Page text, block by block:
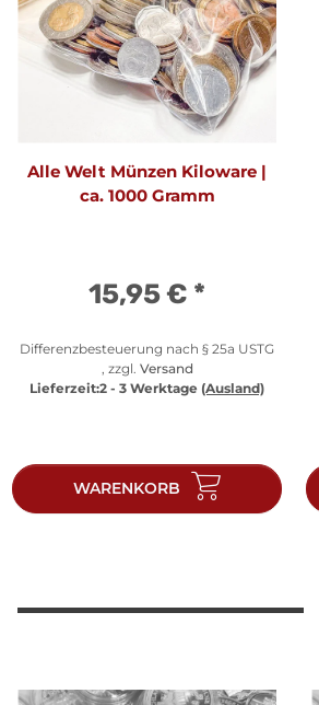
Alle Welt Münzen Kiloware |
ca. 1000 Gramm
15,95 € *
Differenzbesteuerung nach § 25a USTG
, zzgl. Versand
Lieferzeit:2 - 3 Werktage (Ausland)
WARENKORB